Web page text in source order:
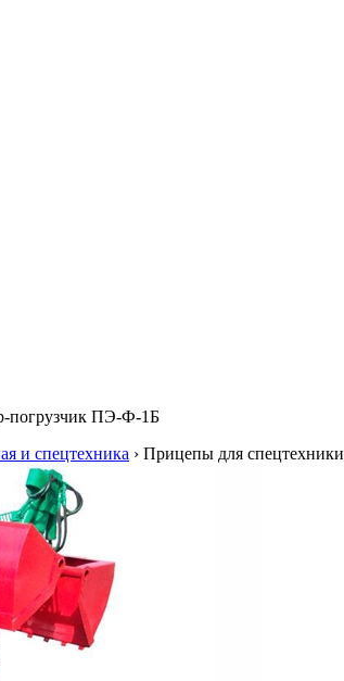
погрузчик ПЭ-Ф-1Б
и спецтехника › Прицепы для спецтехники